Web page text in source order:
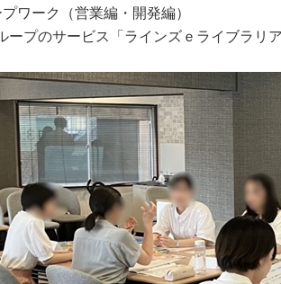
ワーク（営業編・開発編）
ープのサービス「ラインズｅライブラリ